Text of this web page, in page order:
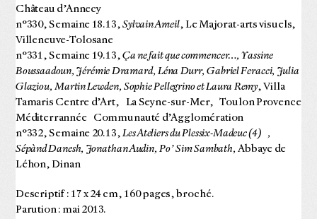
Château d’Annecy
n°330, Semaine 18.13,Sylvain Ameil, Le Majorat-arts visuels,
Villeneuve-Tolosane
n°331, Semaine 19.13,Ça ne fait que commencer…, Yassine
Boussaadoun, Jérémie Dramard, Léna Durr, Gabriel Feracci, Julia
Glaziou, Martin Lewden, Sophie Pellegrino et Laura Remy, Villa
Tamaris Centre d’Art, La Seyne-sur-Mer, Toulon Provence
Méditerrannée Communauté d’Agglomération
n°332, Semaine 20.13,Les Ateliers du Plessix-Madeuc (4) ,
Sépànd Danesh, Jonathan Audin, Po’ Sim Sambath, Abbaye de
Léhon, Dinan
Descriptif : 17 x 24 cm, 160 pages, broché.
Parution : mai 2013.